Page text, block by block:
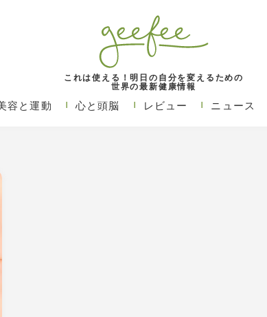
これは使える！明日の自分を変えるための
世界の最新健康情報
容と運動 心と頭脳 レビュー ニュース